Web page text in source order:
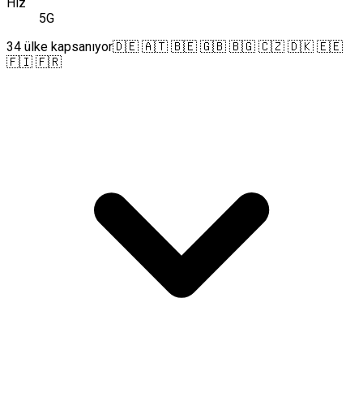
5G
34 ülke kapsanıyor🇩🇪 🇦🇹 🇧🇪 🇬🇧 🇧🇬 🇨🇿 🇩🇰 🇪🇪
🇫🇮 🇫🇷